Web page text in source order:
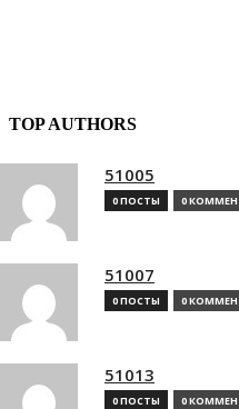
TOP AUTHORS
51005
0 ПОСТЫ 0
51007
0 ПОСТЫ 0
51013
0 ПОСТЫ 0